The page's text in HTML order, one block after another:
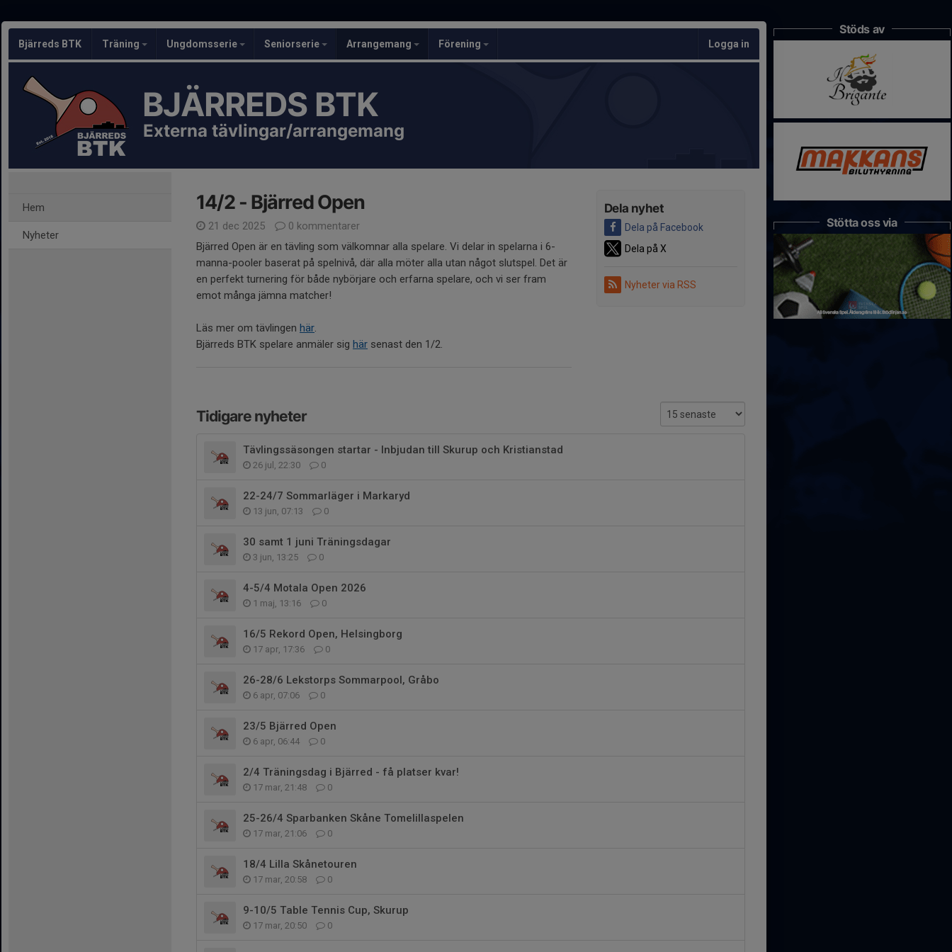
Bjärreds BTK Träning Ungdomsserie Seniorserie Arrangemang Förening Logga in
BJÄRREDS BTK
Externa tävlingar/arrangemang
Hem
Nyheter
Dela nyhet
Dela på Facebook
Dela på X
Nyheter via RSS
14/2 - Bjärred Open
21 dec 2025
0 kommentarer
Bjärred Open är en tävling som välkomnar alla spelare. Vi delar in spelarna i 6-
manna-pooler baserat på spelnivå, där alla möter alla utan något slutspel. Det är
en perfekt turnering för både nybörjare och erfarna spelare, och vi ser fram
emot många jämna matcher!
Läs mer om tävlingen här.
Bjärreds BTK spelare anmäler sig här senast den 1/2.
Tidigare nyheter
Tävlingssäsongen startar - Inbjudan till Skurup och Kristianstad
26 jul, 22:30 0
22-24/7 Sommarläger i Markaryd
13 jun, 07:13 0
30 samt 1 juni Träningsdagar
3 jun, 13:25 0
4-5/4 Motala Open 2026
1 maj, 13:16 0
16/5 Rekord Open, Helsingborg
17 apr, 17:36 0
26-28/6 Lekstorps Sommarpool, Gråbo
6 apr, 07:06 0
23/5 Bjärred Open
6 apr, 06:44 0
2/4 Träningsdag i Bjärred - få platser kvar!
17 mar, 21:48 0
25-26/4 Sparbanken Skåne Tomelillaspelen
17 mar, 21:06 0
18/4 Lilla Skånetouren
17 mar, 20:58 0
9-10/5 Table Tennis Cup, Skurup
17 mar, 20:50 0
Stöds av
Stötta oss via